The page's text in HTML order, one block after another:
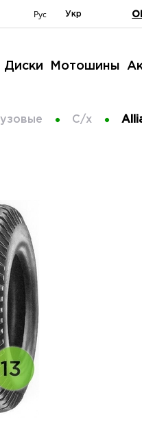
Рус Укр
Диски Мотошины
С/х